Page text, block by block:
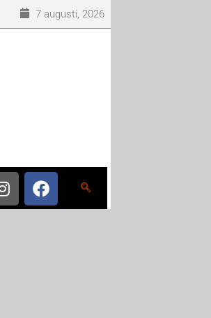
7 augusti, 2026